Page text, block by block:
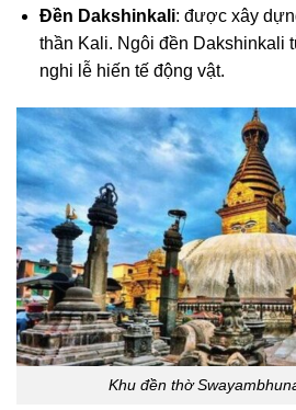
Đền Dakshinkali: được xây
thần Kali. Ngôi đền Dakshinkali
nghi lễ hiến tế động vật.
Khu đền thờ